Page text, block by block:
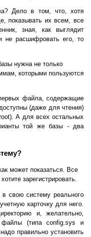
Дело в том, что, хотя
показывать их всем, все
зная, как выглядит
не расшифровать его, то
нужна не только
которыми пользуются
файла, содержащие
(даже для чтения)
А для всех остальных
той же базы - два
может показаться. Все
зарегистрировать.
в свою систему реального
карточку для него.
и, желательно,
файлы (типа config.sys и
правильно установить